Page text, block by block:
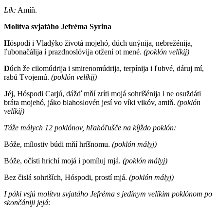
Lík: Amíň.
Molítva svjatáho Jefréma Syrina
Hóspodi i Vladýko životá mojehó, dúch unýnija, nebrežénija,
ľubonačálija í prazdnoslóvija otžení ot mené. (poklón velíkij)
Dúch že cilomúdrija i smirenomúdrija, terpínija i ľubvé, dáruj mí,
rabú Tvojemú. (poklón velíkij)
Jéj, Hóspodi Carjú, dážď mňí zríti mojá sohrišénija i ne osuždáti
bráta mojehó, jáko blahoslovén jesí vo víki vikóv, amiň. (poklón
velíkij)
Táže málych 12 poklónov, hľahóľušče na kíjždo poklón:
Bóže, mílostiv búdi mňí hríšnomu. (poklón mályj)
Bóže, očísti hrichí mojá i pomíluj mjá. (poklón mályj)
Bez čislá sohriších, Hóspodi, prostí mjá. (poklón mályj)
I páki vsjú molítvu svjatáho Jefréma s jedínym velíkim poklónom po
skončániji jejá: